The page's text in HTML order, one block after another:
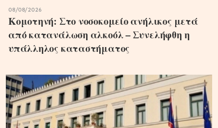
08/08/2026
Κομοτηνή: Στο νοσοκομείο ανήλικος μετά
από κατανάλωση αλκοόλ – Συνελήφθη η
υπάλληλος καταστήματος